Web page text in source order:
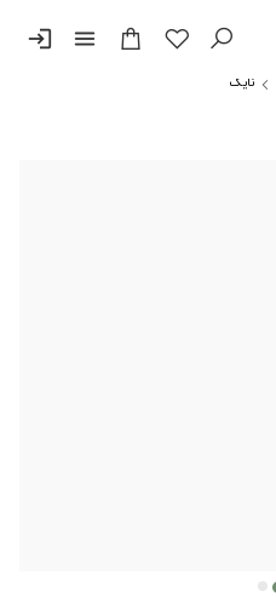
menu
login
نایک